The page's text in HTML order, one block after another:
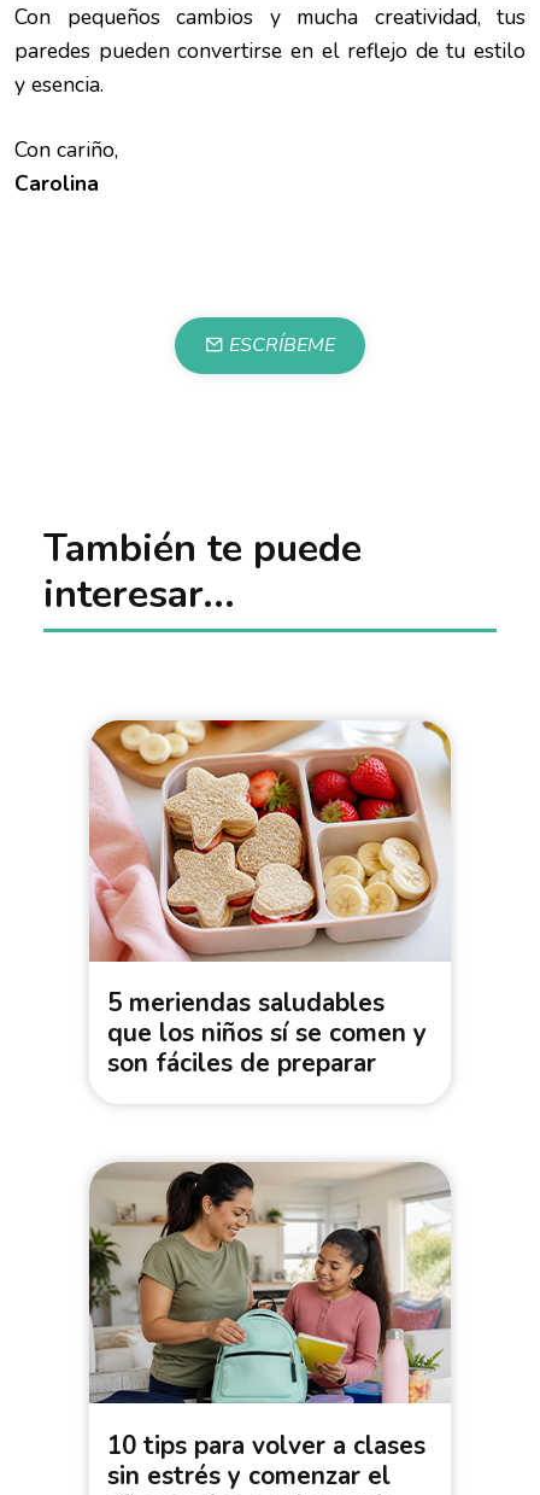
Con pequeños cambios y mucha creatividad, tus
paredes pueden convertirse en el reflejo de tu estilo
y esencia.
Con cariño,
Carolina
ESCRÍBEME
También te puede
interesar...
5 meriendas saludables
que los niños sí se comen y
son fáciles de preparar
10 tips para volver a clases
sin estrés y comenzar el